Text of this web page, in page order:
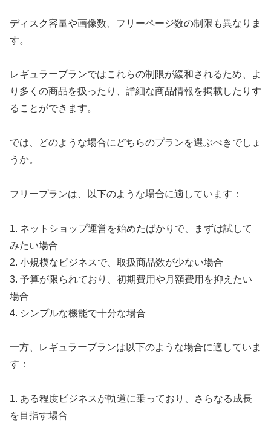
ディスク容量や画像数、フリーページ数の制限も異なりま
す。
レギュラープランではこれらの制限が緩和されるため、よ
り多くの商品を扱ったり、詳細な商品情報を掲載したりす
ることができます。
では、どのような場合にどちらのプランを選ぶべきでしょ
うか。
フリープランは、以下のような場合に適しています：
1. ネットショップ運営を始めたばかりで、まずは試して
みたい場合
2. 小規模なビジネスで、取扱商品数が少ない場合
3. 予算が限られており、初期費用や月額費用を抑えたい
場合
4. シンプルな機能で十分な場合
一方、レギュラープランは以下のような場合に適していま
す：
1. ある程度ビジネスが軌道に乗っており、さらなる成長
を目指す場合